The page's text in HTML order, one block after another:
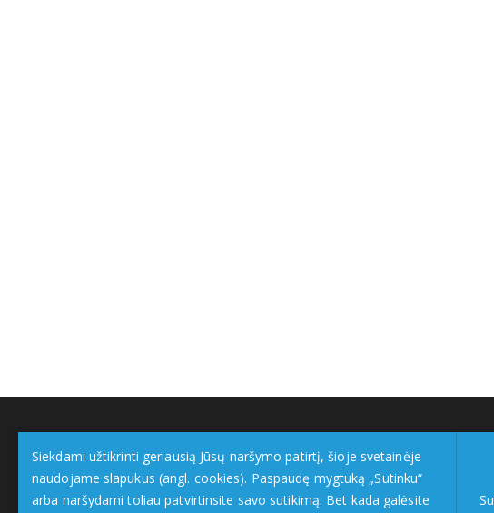
Siekdami užtikrinti geriausią Jūsų naršymo patirtį, šioje svetainėje
naudojame slapukus (angl. cookies). Paspaudę mygtuką „Sutinku“
arba naršydami toliau patvirtinsite savo sutikimą. Bet kada galėsite